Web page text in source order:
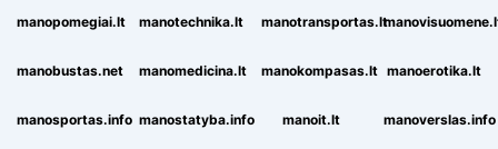
manopomegiai.lt manotechnika.lt manotransportas.lt
manobustas.net manomedicina.lt manokompasas.lt manoerotika.lt
manosportas.info manostatyba.info manoit.lt manoverslas.info